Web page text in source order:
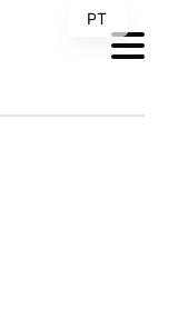
PT